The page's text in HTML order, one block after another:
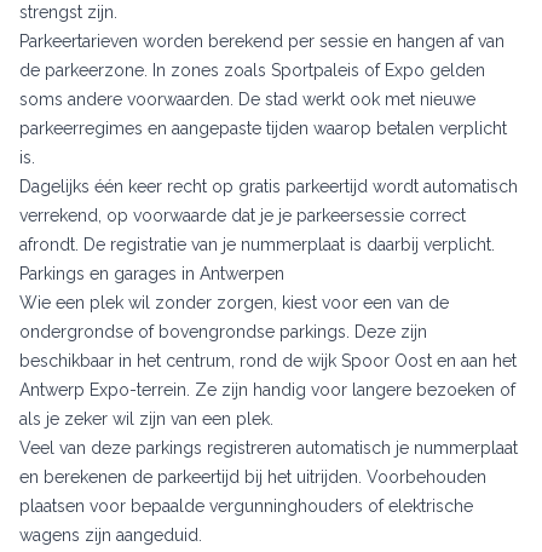
strengst zijn.
Parkeertarieven worden berekend per sessie en hangen af van
de parkeerzone. In zones zoals Sportpaleis of Expo gelden
soms andere voorwaarden. De stad werkt ook met nieuwe
parkeerregimes en aangepaste tijden waarop betalen verplicht
is.
Dagelijks één keer recht op gratis parkeertijd wordt automatisch
verrekend, op voorwaarde dat je je parkeersessie correct
afrondt. De registratie van je nummerplaat is daarbij verplicht.
Parkings en garages in Antwerpen
Wie een plek wil zonder zorgen, kiest voor een van de
ondergrondse of bovengrondse parkings. Deze zijn
beschikbaar in het centrum, rond de wijk Spoor Oost en aan het
Antwerp Expo-terrein. Ze zijn handig voor langere bezoeken of
als je zeker wil zijn van een plek.
Veel van deze parkings registreren automatisch je nummerplaat
en berekenen de parkeertijd bij het uitrijden. Voorbehouden
plaatsen voor bepaalde vergunninghouders of elektrische
wagens zijn aangeduid.